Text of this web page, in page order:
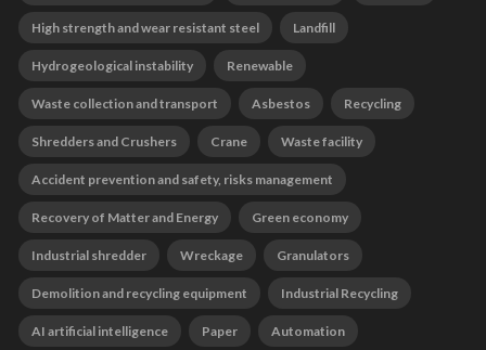
High strength and wear resistant steel Landfill
Hydrogeological instability Renewable
Waste collection and transport Asbestos Recycling
Shredders and Crushers Crane Waste facility
Accident prevention and safety, risks management
Recovery of Matter and Energy Green economy
Industrial shredder Wreckage Granulators
Demolition and recycling equipment Industrial Recycling
AI artificial intelligence Paper Automation